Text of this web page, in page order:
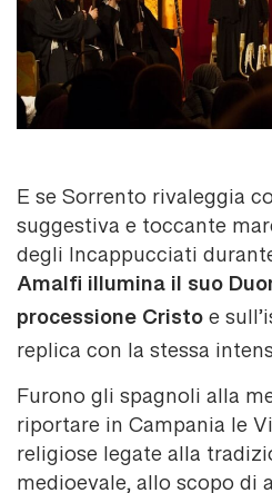
E se Sorrento rivaleggia
suggestiva e toccante
degli Incappucciati
Amalfi illumina il suo
processione Cristo e
replica con la stessa
Furono gli spagnoli alla
riportare in Campania le
religiose legate alla
medioevale, allo scopo di